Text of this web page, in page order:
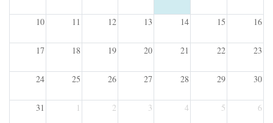
10 11 12 13 14 15 16
17 18 19 20 21 22 23
24 25 26 27 28 29 30
31 1 2 3 4 5 6